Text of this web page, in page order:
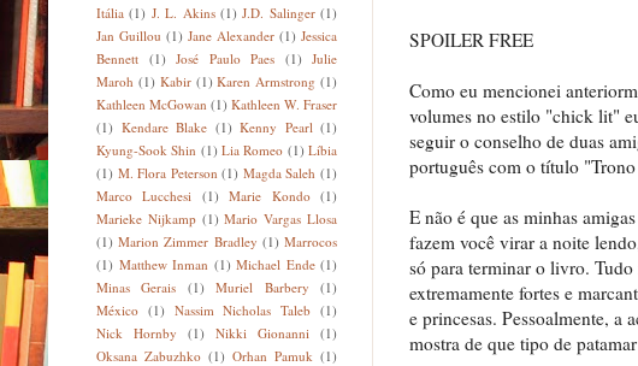
SPOILER FREE
Como eu mencionei
volumes no estilo "chick lit"
seguir o conselho de duas
português com o título
E não é que as minhas
fazem você virar a noite
só para terminar o livro. Tudo
extremamente fortes e
e princesas. Pessoalmente, a
mostra de que tipo de
Itália (1) J. L. Akins (1) J.D. Salinger (1)
Jan Guillou (1) Jane Alexander (1) Jessica
Bennett (1) José Paulo Paes (1) Julie
Maroh (1) Kabir (1) Karen Armstrong (1)
Kathleen McGowan (1) Kathleen W. Fraser
(1) Kendare Blake (1) Kenny Pearl (1)
Kyung-Sook Shin (1) Lia Romeo (1) Líbia
(1) M. Flora Peterson (1) Magda Saleh (1)
Marco Lucchesi
(1) Marie Kondo (1)
Marieke Nijkamp (1) Mario Vargas Llosa
(1) Marion Zimmer Bradley (1) Marrocos
(1) Matthew Inman (1) Michael Ende (1)
Minas Gerais
(1) Muriel Barbery
(1)
México (1) Nassim Nicholas Taleb (1)
Nick Hornby
(1) Nikki Gionanni
(1)
Oksana Zabuzhko (1) Orhan Pamuk (1)